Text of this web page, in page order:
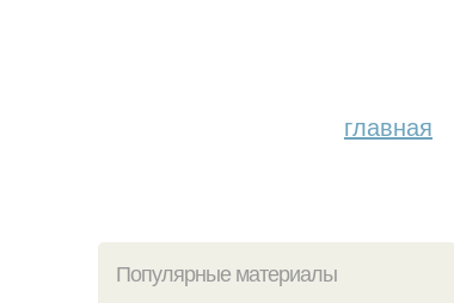
главная
Популярные материалы